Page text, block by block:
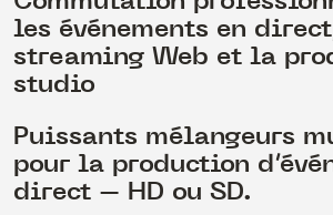
les événements en
streaming Web et la
studio
Puissants mélangeurs
pour la production
direct – HD ou SD.